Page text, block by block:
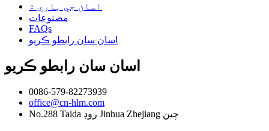
اسان جي باري ۾
مصنوعات
FAQs
اسان سان رابطو ڪريو
اسان سان رابطو ڪريو
0086-579-82273939
office@cn-hlm.com
No.288 Taida روڊ Jinhua Zhejiang چين